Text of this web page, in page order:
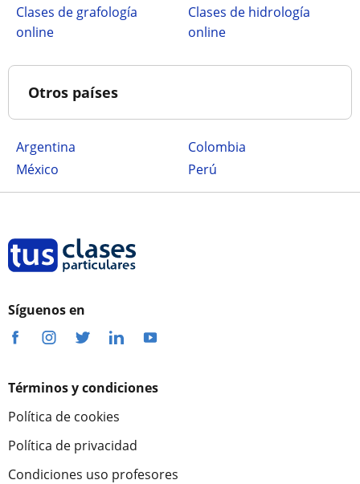
Clases de grafología
online
Clases de hidrología
online
Otros países
Argentina
Colombia
México
Perú
Síguenos en
Términos y condiciones
Política de cookies
Política de privacidad
Condiciones uso profesores